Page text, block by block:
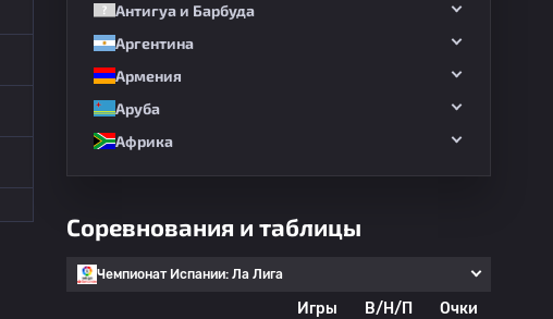
Антигуа и Барбуда
Аргентина
Армения
Аруба
Африка
Соревнования и таблицы
Чемпионат Испании: Ла Лига
Игры В/Н/П
Очки